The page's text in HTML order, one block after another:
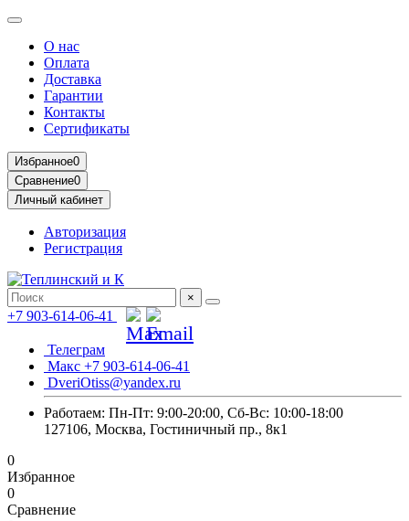
О нас
Оплата
Доставка
Гарантии
Контакты
Сертификаты
Избранное0
Сравнение0
Личный кабинет
Авторизация
Регистрация
×
+7 903-614-06-41
Телеграм
Макс +7 903-614-06-41
DveriOtiss@yandex.ru
Работаем: Пн-Пт: 9:00-20:00, Сб-Вс: 10:00-18:00
127106, Москва, Гостиничный пр., 8к1
0
Избранное
0
Сравнение